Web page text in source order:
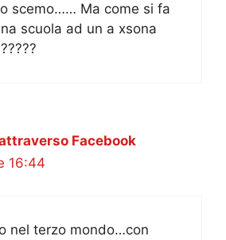
scemo…… Ma come si fa
scuola ad un a xsona
Facebook
16:44
nel terzo mondo…con